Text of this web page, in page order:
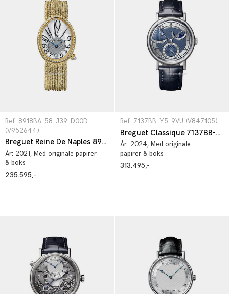
Ref: 8918BA-58-J39-D00D
(V952644)
Breguet Reine De Naples 8918BA-58-J39-D00D
År: 2021, Med originale papirer
& boks
235.595,-
Ref: 7137BB-Y5-9VU (V847105)
Breguet Classique 7137BB-Y5-9VU
År: 2024, Med originale
papirer & boks
313.495,-